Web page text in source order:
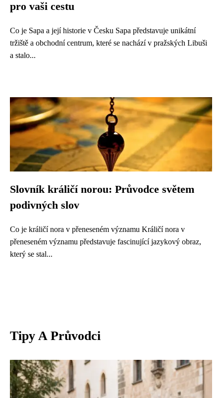
pro vaši cestu
Co je Sapa a její historie v Česku Sapa představuje unikátní
tržiště a obchodní centrum, které se nachází v pražských Libuši
a stalo...
Slovník králičí norou: Průvodce světem
podivných slov
Co je králičí nora v přeneseném významu Králičí nora v
přeneseném významu představuje fascinující jazykový obraz,
který se stal...
Tipy A Průvodci